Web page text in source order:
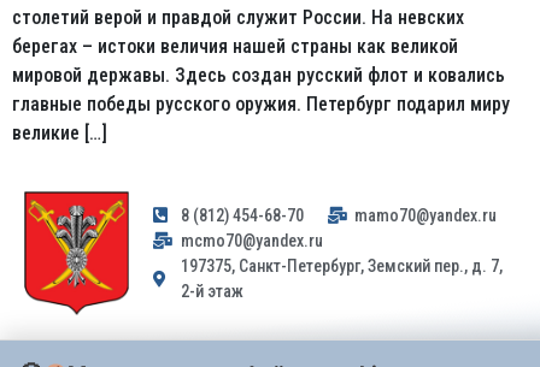
столетий верой и правдой служит России. На невских
берегах – истоки величия нашей страны как великой
мировой державы. Здесь создан русский флот и ковались
главные победы русского оружия. Петербург подарил миру
великие […]
8 (812) 454-68-70
mamo70@yandex.ru
mcmo70@yandex.ru
197375, Санкт-Петербург, Земский пер., д. 7,
2-й этаж